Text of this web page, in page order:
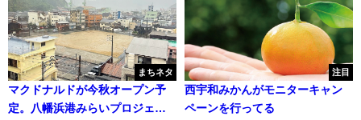
まちネタ
マクドナルドが今秋オープン予
定。八幡浜港みらいプロジェク
注目
西宇和みかんがモニターキャン
ペーンを行ってる